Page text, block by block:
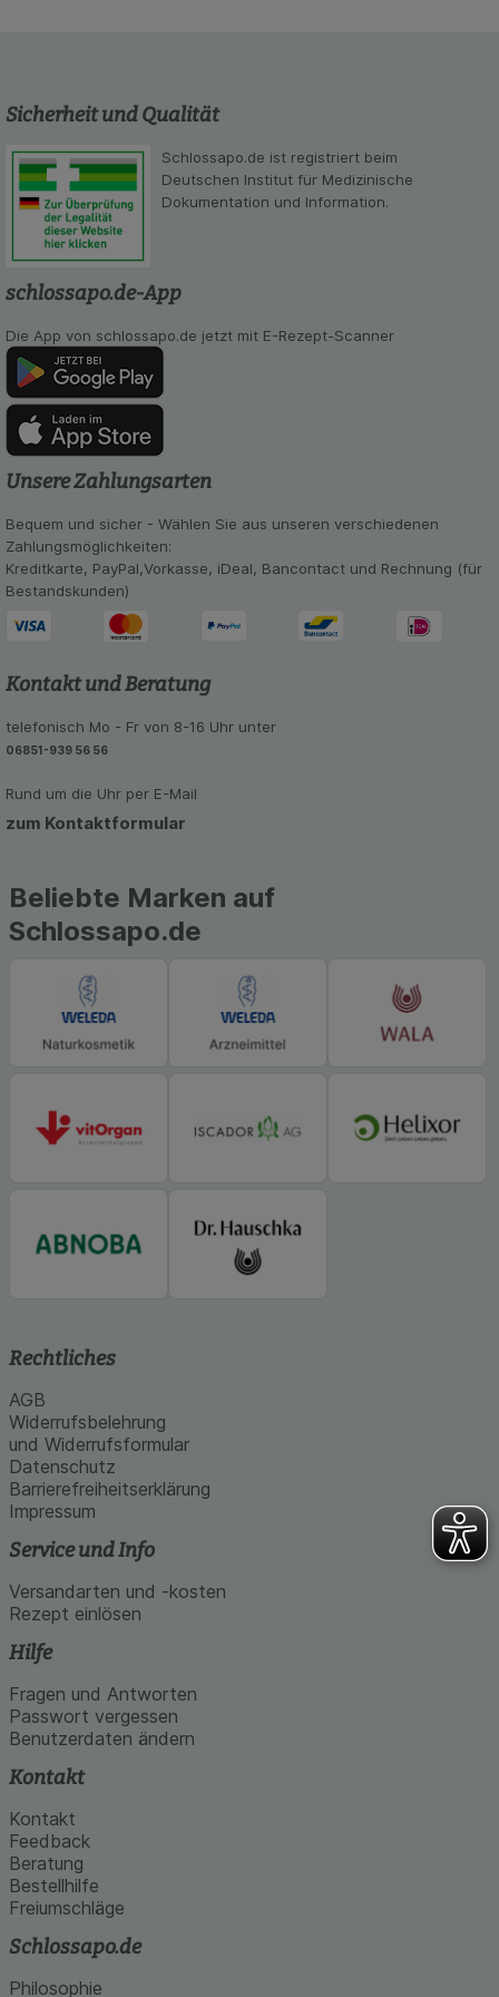
Werbung auf Drittseiten möglichst relevant für Sie
hierfür teilweise an Dritte wie z.B. Google oder
soziale Medien übertragen werden.
Sicherheit und Qualität
Schlossapo.de ist registriert beim
Deutschen Institut für Medizinische
Dokumentation und Information.
schlossapo.de-App
Die App von schlossapo.de jetzt mit E-Rezept-Scanner
Unsere Zahlungsarten
Bequem und sicher - Wählen Sie aus unseren verschiedenen
Zahlungsmöglichkeiten:
Kreditkarte, PayPal,Vorkasse, iDeal, Bancontact und Rechnung (für
Bestandskunden)
Kontakt und Beratung
telefonisch Mo - Fr von 8-16 Uhr unter
06851-939 56 56
Rund um die Uhr per E-Mail
zum Kontaktformular
Beliebte Marken auf
Schlossapo.de
Rechtliches
AGB
Widerrufsbelehrung
und Widerrufsformular
Datenschutz
Barrierefreiheitserklärung
Impressum
Service und Info
Versandarten und -kosten
Rezept einlösen
Hilfe
Fragen und Antworten
Passwort vergessen
Benutzerdaten ändern
Kontakt
Kontakt
Feedback
Beratung
Bestellhilfe
Freiumschläge
Schlossapo.de
Philosophie